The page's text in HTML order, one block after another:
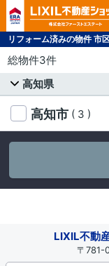
リフォーム済みの物件 市
総物件3件
高知県
高知市 ( 3 )
LIXIL不動
〒781-